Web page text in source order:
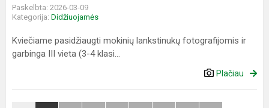
Paskelbta: 2026-03-09
Kategorija: Didžiuojamės
Kviečiame pasidžiaugti mokinių lankstinukų fotografijomis ir
garbinga III vieta (3-4 klasi...
Plačiau